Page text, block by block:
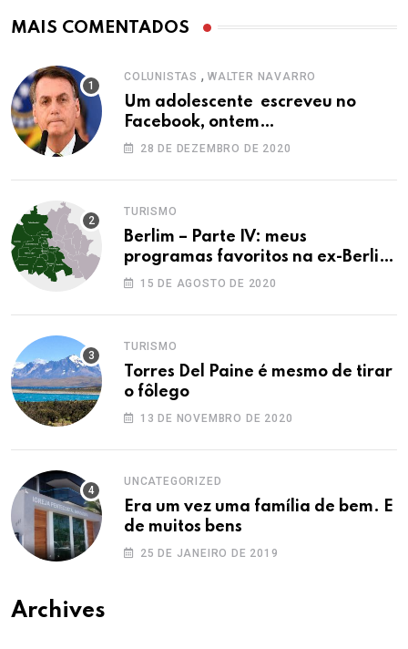
MAIS COMENTADOS
COLUNISTAS , WALTER NAVARRO
Um adolescente escreveu no
Facebook, ontem…
28 DE DEZEMBRO DE 2020
TURISMO
Berlim – Parte IV: meus
programas favoritos na ex-Berlim
Ocidental
15 DE AGOSTO DE 2020
TURISMO
Torres Del Paine é mesmo de tirar
o fôlego
13 DE NOVEMBRO DE 2020
UNCATEGORIZED
Era um vez uma família de bem. E
de muitos bens
25 DE JANEIRO DE 2019
Archives